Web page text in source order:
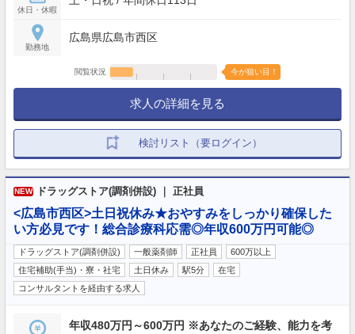
休日・休暇
勤務地
広島県広島市西区
閲覧状況 今が狙い目！
求人の詳細を見る
検討リスト（要ログイン）
NEW ドラッグストア(調剤併設) ｜ 正社員
<広島市西区>土日祝休み★おやすみをしっかり確保した
い方必見です！総合診療科応需◎年収600万円可能◎
ドラッグストア(調剤併設) 一般薬剤師 正社員
600万以上
住宅補助(手当)・寮・社宅
土日休み 駅5分
在宅
コンサルタントを経由する求人
年収480万円～600万円 ※あなたのご経験、能力を考